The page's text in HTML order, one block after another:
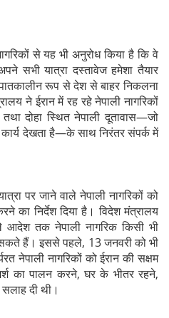
से यह भी अनुरोध किया है कि वे
सभी यात्रा दस्तावेज हमेशा तैयार
रूप से देश से बाहर निकलना
ने ईरान में रह रहे नेपाली नागरिकों
दोहा स्थित नेपाली दूतावास—जो
कार्य देखता है—के साथ निरंतर संपर्क में
पर जाने वाले नेपाली नागरिकों को
का निर्देश दिया है। विदेश मंत्रालय
तक नेपाली नागरिक किसी भी
सकते हैं। इससे पहले, 13 जनवरी को भी
नेपाली नागरिकों को ईरान की सक्षम
का पालन करने, घर के भीतर रहने,
दी थी।